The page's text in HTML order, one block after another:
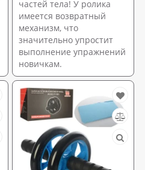
частей тела! У ролика
имеется возвратный
механизм, что
значительно упростит
выполнение упражнений
новичкам.